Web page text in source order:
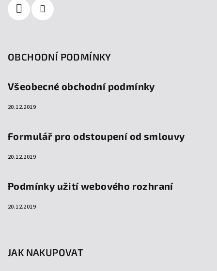
OBCHODNÍ PODMÍNKY
Všeobecné obchodní podmínky
20.12.2019
Formulář pro odstoupení od smlouvy
20.12.2019
Podmínky užití webového rozhraní
20.12.2019
JAK NAKUPOVAT